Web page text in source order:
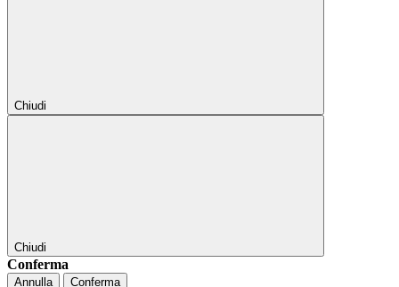
Chiudi
Chiudi
Conferma
Annulla Conferma